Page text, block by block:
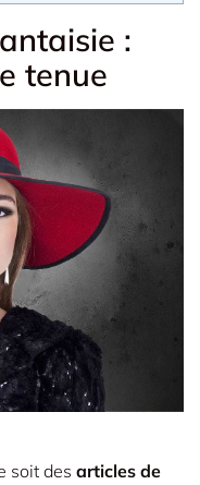
:
tenue
soit des articles de